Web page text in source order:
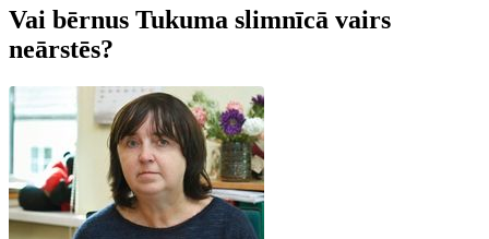
Vai bērnus Tukuma slimnīcā vairs
neārstēs?